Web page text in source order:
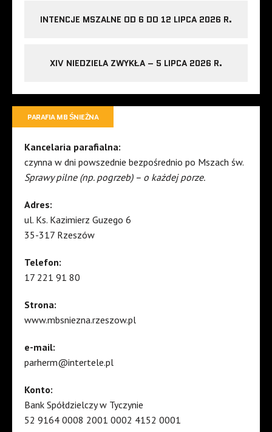
INTENCJE MSZALNE OD 6 DO 12 LIPCA 2026 R.
XIV NIEDZIELA ZWYKŁA – 5 LIPCA 2026 R.
PARAFIA MB ŚNIEŻNA
Kancelaria parafialna:
czynna w dni powszednie bezpośrednio po Mszach św.
Sprawy pilne (np. pogrzeb) – o każdej porze.
Adres:
ul. Ks. Kazimierz Guzego 6
35-317 Rzeszów
Telefon:
17 221 91 80
Strona:
www.mbsniezna.rzeszow.pl
e-mail:
parherm@intertele.pl
Konto:
Bank Spółdzielczy w Tyczynie
52 9164 0008 2001 0002 4152 0001